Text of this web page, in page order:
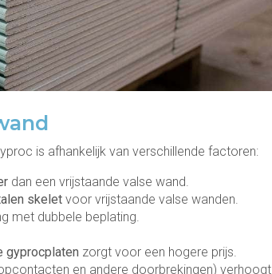
is afhankelijk van verschillende factoren:
dan een vrijstaande valse wand.
skelet voor vrijstaande valse wanden.
met dubbele beplating.
gyprocplaten zorgt voor een hogere prijs.
en andere doorbrekingen) verhoogt